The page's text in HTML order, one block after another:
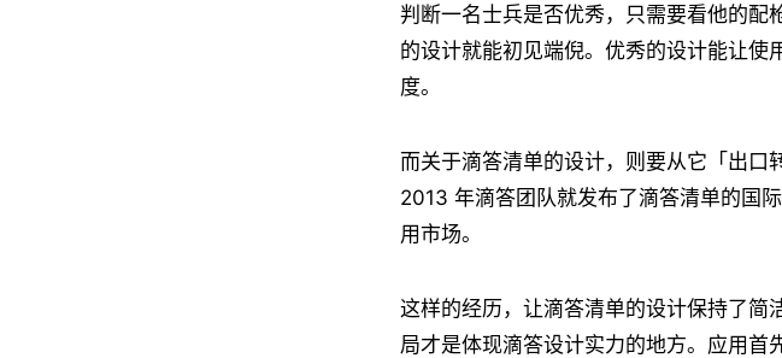
判断一名士兵是否优秀，只需要看他的配
的设计就能初见端倪。优秀的设计能让使
度。
而关于滴答清单的设计，则要从它「出口
2013 年滴答团队就发布了滴答清单的国
用市场。
这样的经历，让滴答清单的设计保持了简
局才是体现滴答设计实力的地方。应用首